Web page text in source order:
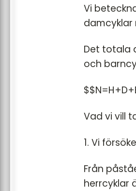
Vi
damcyklar
Det totala
och
Vad vi vill
1. Vi
Från
herrcyklar